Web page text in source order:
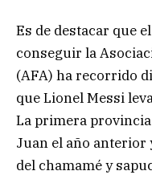
Es de destacar que
conseguir la
(AFA) ha recorrido
que Lionel Messi
La primera
Juan el año
del chamamé y